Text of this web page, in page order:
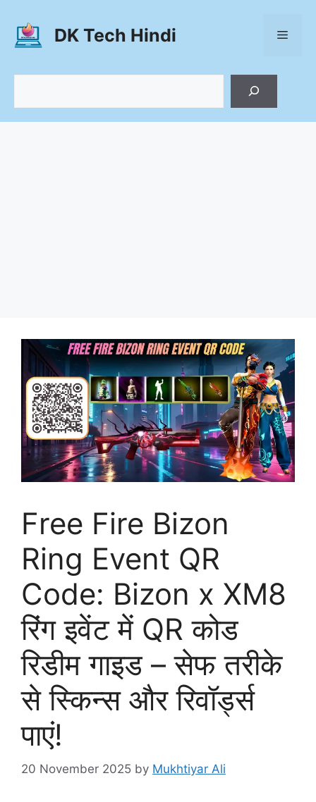
content
DK Tech Hindi Menu
Free Fire Bizon
Ring Event QR
Code: Bizon x XM8
रिंग इवेंट में QR कोड
रिडीम गाइड – सेफ तरीके
से स्किन्स और रिवॉर्ड्स
पाएं!
20 November 2025 by Mukhtiyar Ali